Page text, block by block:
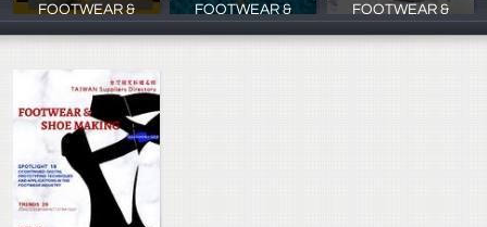
FOOTWEAR &
慕寧行銷
FOOTWEAR &
慕寧行銷
FOOTWEAR &
慕寧行銷